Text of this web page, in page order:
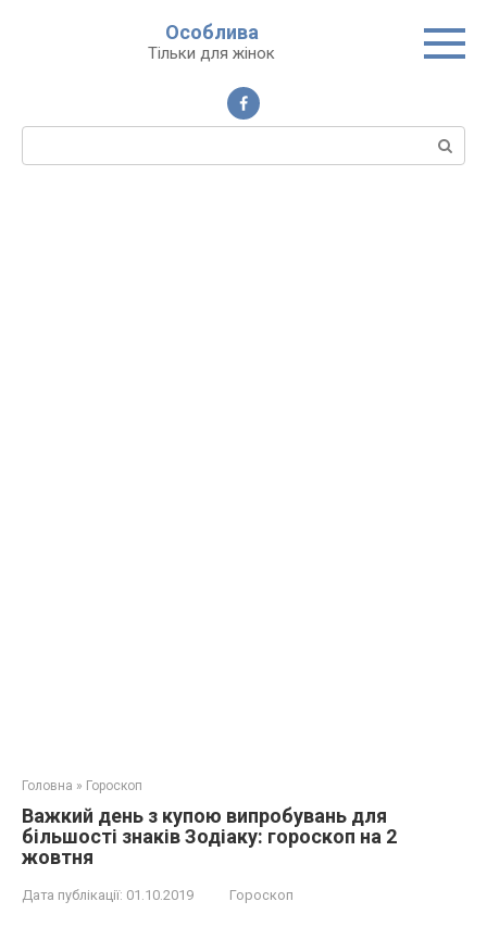
Особлива
Тільки для жінок
Пошук:
Головна » Гороскоп
Важкий день з купою випробувань для
більшості знаків Зодіаку: гороскоп на 2
жовтня
Дата публікації: 01.10.2019 Гороскоп